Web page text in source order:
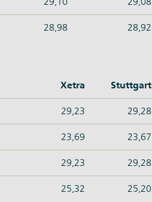
28,98 28,92
Xetra Stuttgart
29,23 29,28
23,69 23,67
29,23 29,28
25,32 25,20